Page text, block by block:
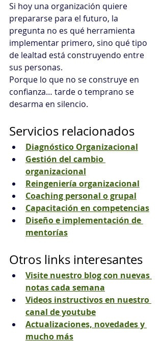
Si hoy una organización quiere
prepararse para el futuro, la
pregunta no es qué herramienta
implementar primero, sino qué tipo
de lealtad está construyendo entre
sus personas.
Porque lo que no se construye en
confianza… tarde o temprano se
desarma en silencio.
Servicios relacionados
Diagnóstico Organizacional
Gestión del cambio
organizacional
Reingeniería organizacional
Coaching personal o grupal
Capacitación en competencias
Diseño e implementación de
mentorías
Otros links interesantes
Visite nuestro blog con nuevas
notas cada semana
Videos instructivos en nuestro
canal de youtube
Actualizaciones, novedades y
mucho más